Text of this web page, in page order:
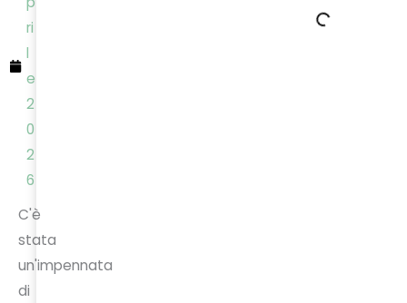
ri
l
e
2
0
2
6
C'è
stata
un'impennata
di